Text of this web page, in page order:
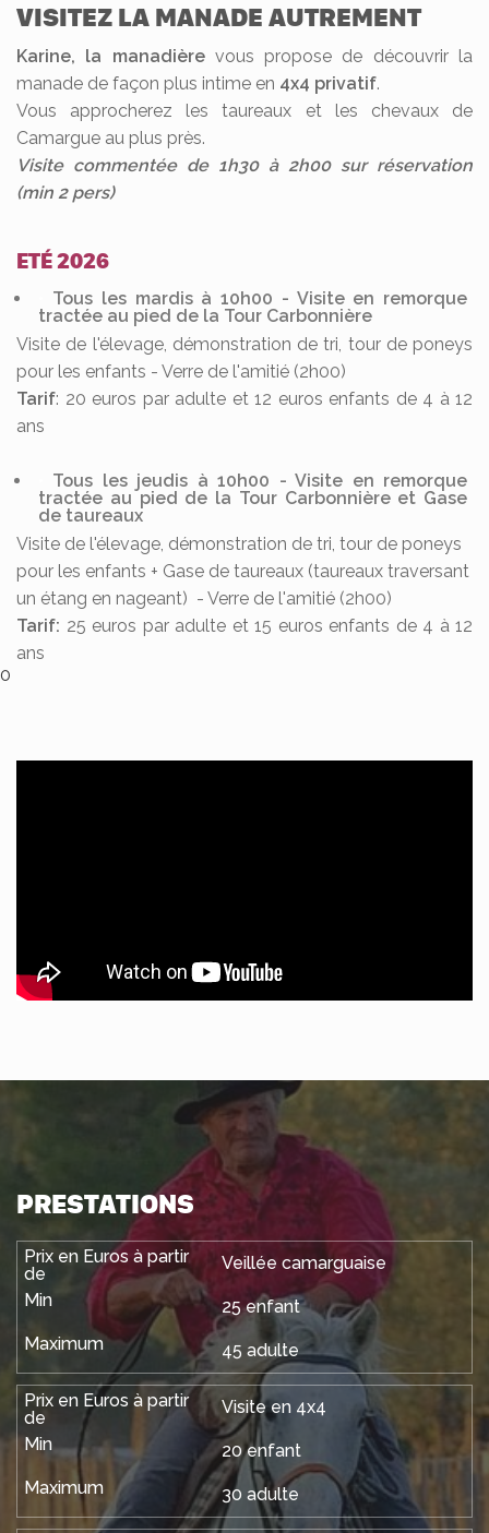
VISITEZ LA MANADE AUTREMENT
Karine, la manadièrevous propose de découvrir la
manade de façon plus intime en 4x4 privatif.
Vous approcherez les taureaux et les chevaux de
Camargue au plus près.
Visite commentée de 1h30 à 2h00 sur réservation
(min 2 pers)
ETÉ 2026
Tous les mardis à 10h00 - Visite en remorque
tractée au pied de la Tour Carbonnière
Visite de l'élevage, démonstration de tri, tour de poneys
pour les enfants - Verre de l'amitié (2h00)
Tarif: 20 euros par adulte et 12 euros enfants de 4 à 12
ans
Tous les jeudis à 10h00 - Visite en remorque
tractée au pied de la Tour Carbonnière et Gase
de taureaux
Visite de l'élevage, démonstration de tri, tour de poneys
pour les enfants + Gase de taureaux (taureaux traversant
un étang en nageant) - Verre de l'amitié (2h00)
Tarif: 25 euros par adulte et 15 euros enfants de 4 à 12
ans
0
PRESTATIONS
Veillée camarguaise
25 enfant
45 adulte
Visite en 4x4
20 enfant
30 adulte